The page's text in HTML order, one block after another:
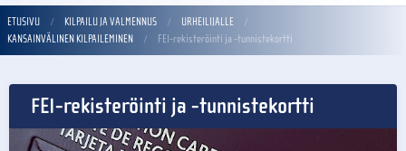
ETUSIVU KILPAILU JA VALMENNUS
URHEILIJALLE
KANSAINVÄLINEN KILPAILEMINEN
FEI-rekisteröinti ja -tunnistekortti
FEI-rekisteröinti ja -tunnistekortti